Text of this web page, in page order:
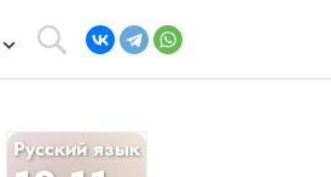
Русский язык